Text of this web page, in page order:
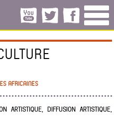
AFRICAINES
ARTISTIQUE, DIFFUSION ARTISTIQUE,